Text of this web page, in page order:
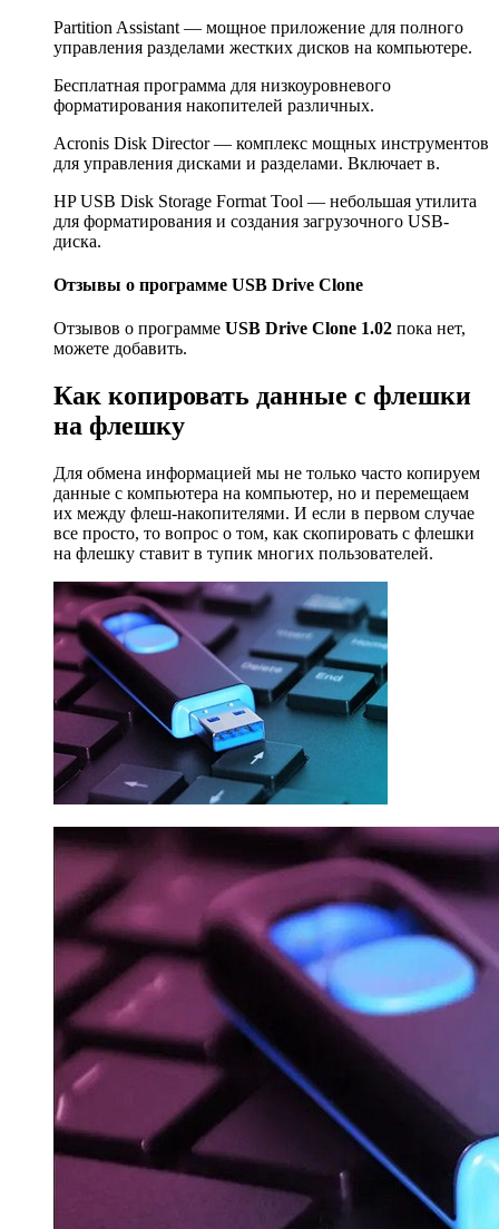
Partition Assistant — мощное приложение для полного
управления разделами жестких дисков на компьютере.
Бесплатная программа для низкоуровневого
форматирования накопителей различных.
Acronis Disk Director — комплекс мощных инструментов
для управления дисками и разделами. Включает в.
HP USB Disk Storage Format Tool — небольшая утилита
для форматирования и создания загрузочного USB-
диска.
Отзывы о программе USB Drive Clone
Отзывов о программе USB Drive Clone 1.02 пока нет,
можете добавить.
Как копировать данные с флешки
на флешку
Для обмена информацией мы не только часто копируем
данные с компьютера на компьютер, но и перемещаем
их между флеш-накопителями. И если в первом случае
все просто, то вопрос о том, как скопировать с флешки
на флешку ставит в тупик многих пользователей.